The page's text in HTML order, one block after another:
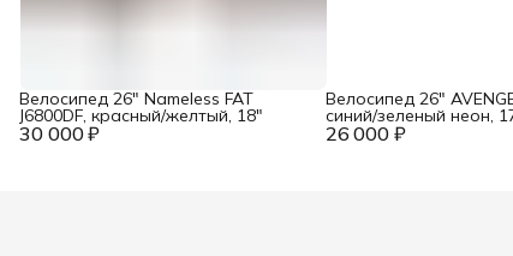
30 000 ₽
Велосипед 26" Nameless FAT
J6800DF, красный/желтый, 18"
26 000 ₽
Велосипед 26"
синий/зеленый неон,